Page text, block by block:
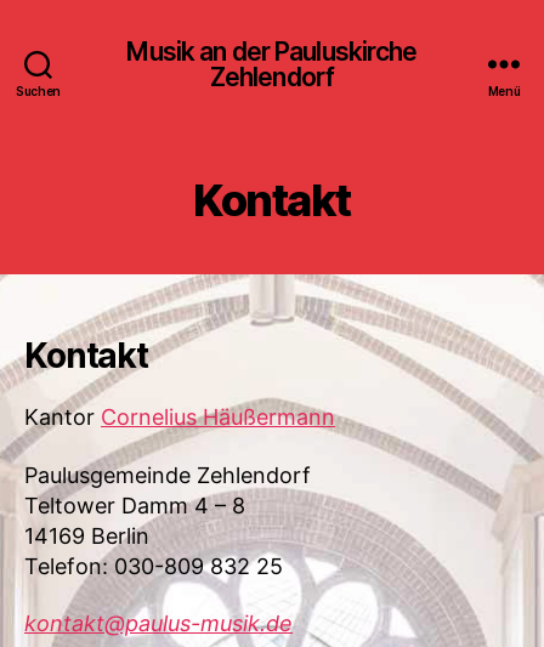
Suchen
Musik an der Pauluskirche
Zehlendorf
Menü
Kontakt
Kontakt
Kantor Cornelius Häußermann
Paulusgemeinde Zehlendorf
Teltower Damm 4 – 8
14169 Berlin
Telefon: 030-809 832 25
kontakt@paulus-musik.de